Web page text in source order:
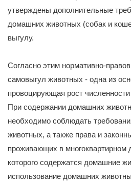
утверждены дополнительные
домашних животных (собак и
выгулу.
Согласно этим нормативно-
самовыгул животных - одна из
провоцирующая рост
При содержании домашних
необходимо соблюдать
животных, а также права и
проживающих в многоквартирном
которого содержатся домашние
использование домашних